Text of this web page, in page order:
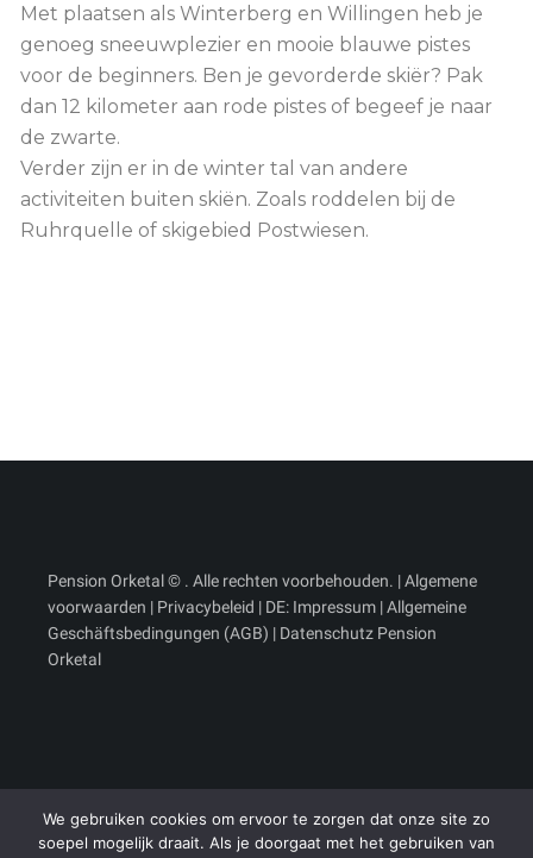
Met plaatsen als Winterberg en Willingen heb je
genoeg sneeuwplezier en mooie blauwe pistes
voor de beginners. Ben je gevorderde skiër? Pak
dan 12 kilometer aan rode pistes of begeef je naar
de zwarte.
Verder zijn er in de winter tal van andere
activiteiten buiten skiën. Zoals roddelen bij de
Ruhrquelle of skigebied Postwiesen.
Pension Orketal © . Alle rechten voorbehouden. |Algemene
voorwaarden | Privacybeleid | DE: Impressum |Allgemeine
Geschäftsbedingungen (AGB) | Datenschutz Pension
Orketal
We gebruiken cookies om ervoor te zorgen dat onze site zo
soepel mogelijk draait. Als je doorgaat met het gebruiken van